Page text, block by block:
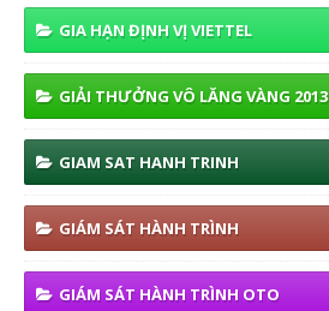
GIA HẠN ĐỊNH VỊ VIETTEL
GIẢI THƯỞNG VÔ LĂNG VÀNG 2013
GIAM SAT HANH TRINH
GIÁM SÁT HÀNH TRÌNH
GIÁM SÁT HÀNH TRÌNH OTO